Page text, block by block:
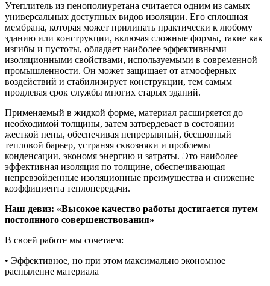
Утеплитель из пенополиуретана считается одним из самых
универсальных доступных видов изоляции. Его сплошная
мембрана, которая может прилипать практически к любому
зданию или конструкции, включая сложные формы, такие как
изгибы и пустоты, обладает наиболее эффективными
изоляционными свойствами, используемыми в современной
промышленности. Он может защищает от атмосферных
воздействий и стабилизирует конструкции, тем самым
продлевая срок службы многих старых зданий.
Применяемый в жидкой форме, материал расширяется до
необходимой толщины, затем затвердевает в состоянии
жесткой пены, обеспечивая непрерывный, бесшовный
тепловой барьер, устраняя сквозняки и проблемы
конденсации, экономя энергию и затраты. Это наиболее
эффективная изоляция по толщине, обеспечивающая
непревзойденные изоляционные преимущества и снижение
коэффициента теплопередачи.
Наш девиз: «Высокое качество работы достигается путем
постоянного совершенствования»
В своей работе мы сочетаем:
• Эффективное, но при этом максимально экономное
распыление материала